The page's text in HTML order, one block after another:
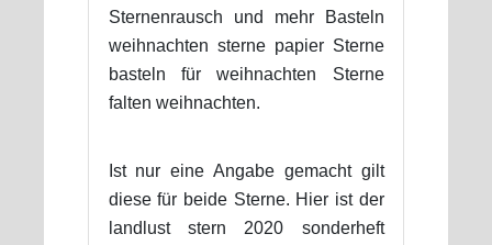
Sternenrausch und mehr Basteln
weihnachten sterne papier Sterne
basteln für weihnachten Sterne
falten weihnachten.
Ist nur eine Angabe gemacht gilt
diese für beide Sterne. Hier ist der
landlust stern 2020 sonderheft